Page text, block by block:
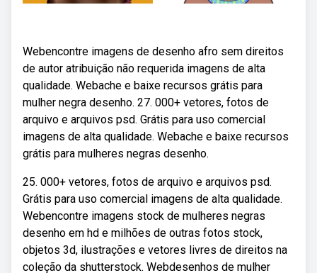
Webencontre imagens de desenho afro sem direitos
de autor atribuição não requerida imagens de alta
qualidade. Webache e baixe recursos grátis para
mulher negra desenho. 27. 000+ vetores, fotos de
arquivo e arquivos psd. Grátis para uso comercial
imagens de alta qualidade. Webache e baixe recursos
grátis para mulheres negras desenho.
25. 000+ vetores, fotos de arquivo e arquivos psd.
Grátis para uso comercial imagens de alta qualidade.
Webencontre imagens stock de mulheres negras
desenho em hd e milhões de outras fotos stock,
objetos 3d, ilustrações e vetores livres de direitos na
coleção da shutterstock. Webdesenhos de mulher